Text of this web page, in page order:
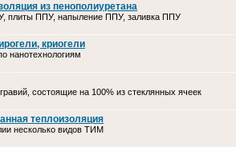
из пенополиуретана
плиты ППУ, напыление ППУ, заливка ППУ
криогели
нанотехнологиям
состоящие на 100% из стеклянных ячеек
теплоизоляция
несколько видов ТИМ